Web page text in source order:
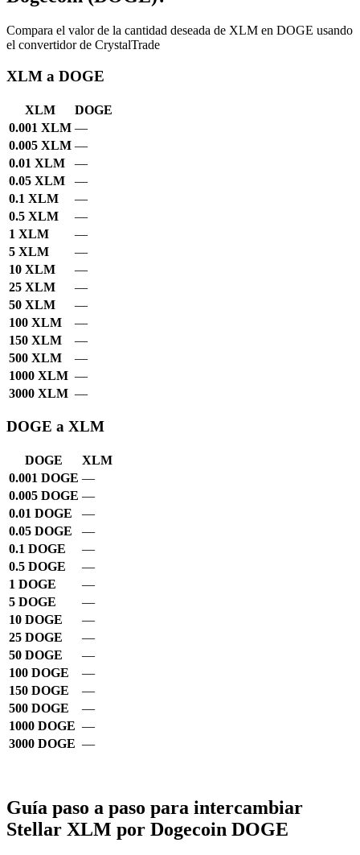
Compara el valor de la cantidad deseada de XLM en DOGE usando
el convertidor de CrystalTrade
XLM a DOGE
XLM
DOGE
0.001 XLM —
0.005 XLM —
0.01 XLM
—
0.05 XLM
—
0.1 XLM
—
0.5 XLM
—
1 XLM
—
5 XLM
—
10 XLM
—
25 XLM
—
50 XLM
—
100 XLM
—
150 XLM
—
500 XLM
—
1000 XLM —
3000 XLM —
DOGE a XLM
DOGE
XLM
0.001 DOGE —
0.005 DOGE —
0.01 DOGE
—
0.05 DOGE
—
0.1 DOGE
—
0.5 DOGE
—
1 DOGE
—
5 DOGE
—
10 DOGE
—
25 DOGE
—
50 DOGE
—
100 DOGE
—
150 DOGE
—
500 DOGE
—
1000 DOGE —
3000 DOGE —
Guía paso a paso para intercambiar
Stellar XLM por Dogecoin DOGE